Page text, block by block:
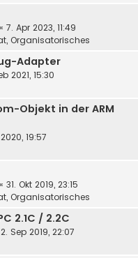
« 7. Apr 2023, 11:49
Organisatorisches
Adapter
2021, 15:30
Objekt in der ARM
19:57
« 31. Okt 2019, 23:15
Organisatorisches
2.1C / 2.2C
2. Sep 2019, 22:07